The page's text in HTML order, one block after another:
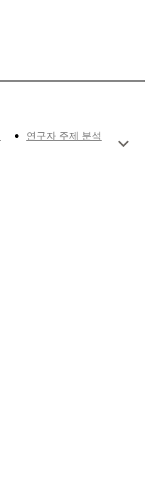
연구자 주제 분석